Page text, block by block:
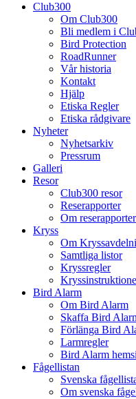
Club300
Om Club300
Bli medlem i
Bird Protection
RoadRunner
Vår historia
Kontakt
Hjälp
Etiska Regler
Etiska rådgivare
Nyheter
Nyhetsarkiv
Pressrum
Galleri
Resor
Club300 resor
Reserapporter
Om reserapporter
Kryss
Om
Samtliga listor
Kryssregler
Bird Alarm
Om Bird Alarm
Skaffa Bird
Förlänga Bird
Larmregler
Bird Alarm
Fågellistan
Svenska
Om svenska